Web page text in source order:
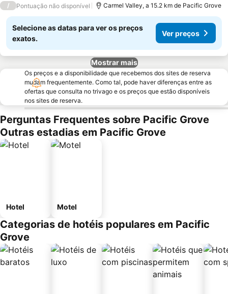
/ Pontuação não disponível Carmel Valley, a 15.2 km de Pacific Grove
Selecione as datas para ver os preços
exatos.
Ver preços
Mostrar mais
Os preços e a disponibilidade que recebemos dos sites de reserva
mudam frequentemente. Como tal, pode haver diferenças entre as
ofertas que consulta no trivago e os preços que estão disponíveis
nos sites de reserva.
Perguntas Frequentes sobre Pacific Grove
Outras estadias em Pacific Grove
Hotel Motel
Categorias de hotéis populares em Pacific
Grove